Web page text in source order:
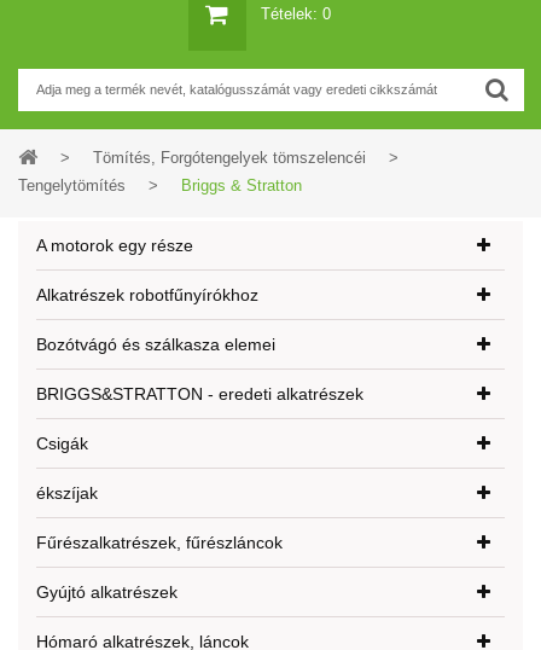
Tételek: 0
> Tömítés, Forgótengelyek tömszelencéi
>
Tengelytömítés
> Briggs & Stratton
A motorok egy része
Alkatrészek robotfűnyírókhoz
Bozótvágó és szálkasza elemei
BRIGGS&STRATTON - eredeti alkatrészek
Csigák
ékszíjak
Fűrészalkatrészek, fűrészláncok
Gyújtó alkatrészek
Hómaró alkatrészek, láncok